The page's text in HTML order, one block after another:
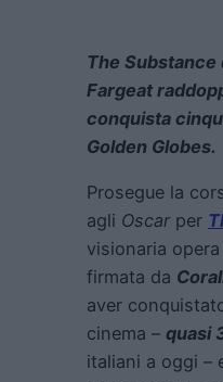
The Substance
Fargeat
conquista
Golden Globes.
Prosegue la
agli Oscar per
visionaria
firmata da
aver
cinema – quasi
italiani a oggi –